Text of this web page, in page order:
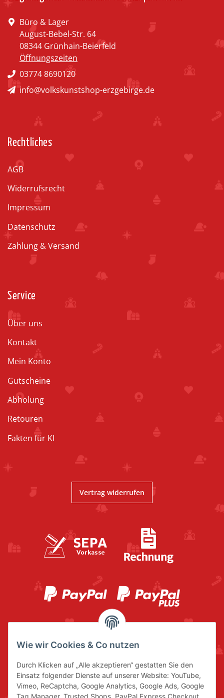
Büro & Lager
August-Bebel-Str. 64
08344 Grünhain-Beierfeld
Öffnungszeiten
03774 8690120
info@volkskunstshop-erzgebirge.de
Rechtliches
AGB
Widerrufsrecht
Impressum
Datenschutz
Zahlung & Versand
Service
Über uns
Kontakt
Mein Konto
Gutscheine
Abholung
Retouren
Fakten für KI
Vertrag widerrufen
Wie wir Cookies & Co nutzen
Durch Klicken auf „Alle akzeptieren“ gestatten Sie den
Einsatz folgender Dienste auf unserer Website: YouTube,
Vimeo, ReCaptcha, Google Analytics, Google Ads, Google